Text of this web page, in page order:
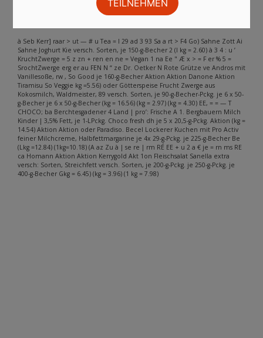
Bitte beachten Sie, dass dieser Text automatisch generiert wird und
à Seb Kerr] raar > ut — # u Tea = I 29 ad 3 93 Sa a rt > F4 Go) Sahne Zott Ai
Sahne Joghurt Kie versch. Sorten, je 150-g-Becher 2 (I kg = 2.60) à 3 4 : u ’
KruchtZwerge = 5 z zn + ren en ne = Vegan 1 na Ee " Æ x > = F er % 5 =
SrochtZwerge erg er au FEN N “ ze Dr. Oetker N Rote Grütze ve Andros mit
Vanillesoße, rw , So Good je 160-g-Becher Aktion Aktion Danone Aktion
Tiramisu So Veggie kg =5.56) oder Götterspeise Frucht Zwerge aus
Kokosmilch, Waldmeister, 89 versch. Sorten, je 90-g-Becher-Pckg. je 6 x 50-
g-Becher je 6 x 50-g-Becher (kg = 16.56) (kg = 2.97) (kg = 4.30) EE, = = — T
CHOCO; ba Berchtesgadener 4 Land | pro’: Frische A 1. Bergbauern Milch
Kinder | 3,5% Fett, je 1-LPckg. Choco fresh dh je 5 x 20,5-g-Pckg. Aktion (kg =
14.54) Aktion Aktion oder Paradiso. Becel Lockerer Kuchen mit Pro Activ
feiner Milchcreme, Halbfettmargarine je 4x 29-g-Pckg. je 225-g-Becher Be
(Lkg =12.84) (1kg=10.18) (A az Zu à | se re | rm RÉ EE + u 2 a € je = rn ms RE
ca Homann Aktion Aktion Kerrygold Akt 1on Fleischsalat Sanella extra
versch: Sorten, Streichfett versch. Sorten, je 200-g-Pckg. je 250-g-Pckg. je
400-g-Becher Gkg = 6.45) (kg = 3.96) (1 kg = 7.98)